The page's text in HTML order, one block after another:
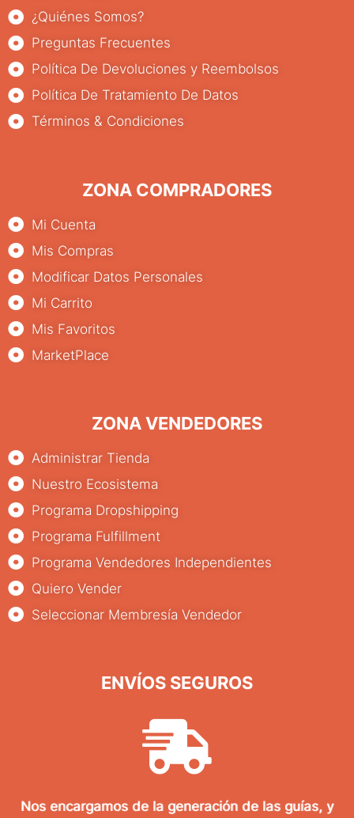
¿Quiénes Somos?
Preguntas Frecuentes
Política De Devoluciones y Reembolsos
Política De Tratamiento De Datos
Términos & Condiciones
ZONA COMPRADORES
Mi Cuenta
Mis Compras
Modificar Datos Personales
Mi Carrito
Mis Favoritos
MarketPlace
ZONA VENDEDORES
Administrar Tienda
Nuestro Ecosistema
Programa Dropshipping
Programa Fulfillment
Programa Vendedores Independientes
Quiero Vender
Seleccionar Membresía Vendedor
ENVÍOS SEGUROS
Nos encargamos de la generación de las guías, y